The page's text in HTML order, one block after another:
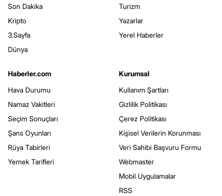
Son Dakika
Kripto
3.Sayfa
Dünya
Turizm
Yazarlar
Yerel Haberler
Haberler.com
Hava Durumu
Namaz Vakitleri
Seçim Sonuçları
Şans Oyunları
Rüya Tabirleri
Yemek Tarifleri
Kurumsal
Kullanım Şartları
Gizlilik Politikası
Çerez Politikası
Kişisel Verilerin Korunması
Veri Sahibi Başvuru Formu
Webmaster
Mobil Uygulamalar
RSS